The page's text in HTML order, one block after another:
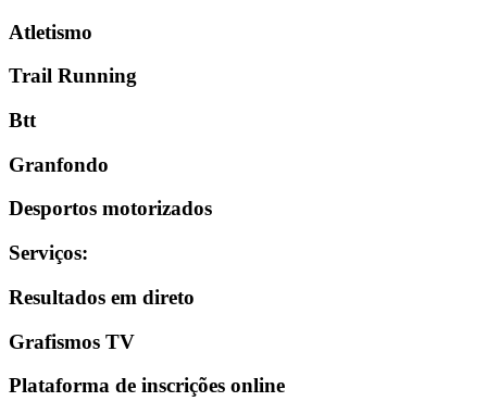
Atletismo
Trail Running
Btt
Granfondo
Desportos motorizados
Serviços:
Resultados em direto
Grafismos TV
Plataforma de inscrições online